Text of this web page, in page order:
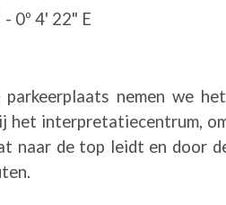
0º 4' 22" E
nemen we
het interpretatiecentrum,
naar de top leidt en door